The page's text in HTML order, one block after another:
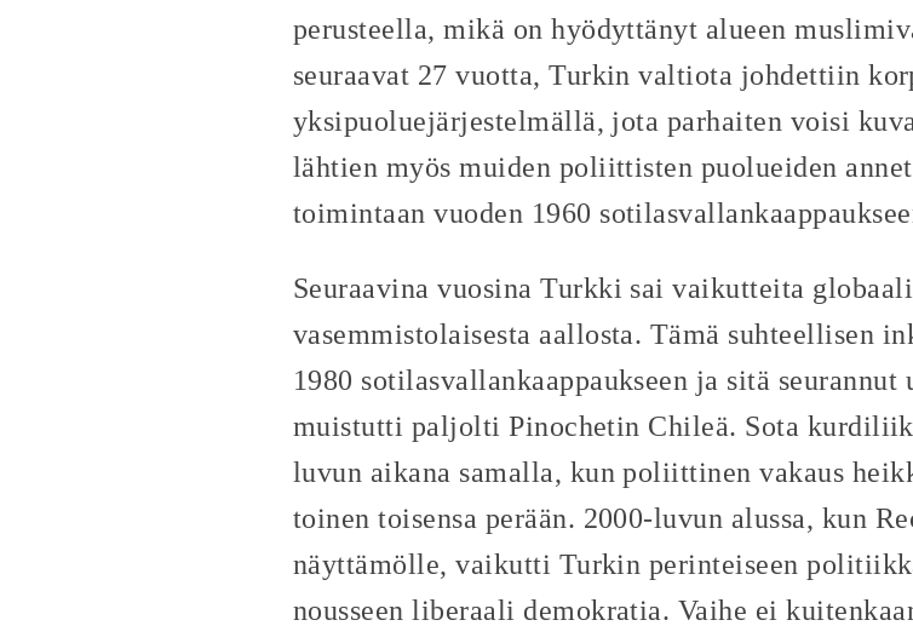
perusteella, mikä on hyödyttänyt alueen
seuraavat 27 vuotta, Turkin valtiota johdettiin
yksipuoluejärjestelmällä, jota parhaiten voisi
lähtien myös muiden poliittisten puolueiden
toimintaan vuoden 1960
Seuraavina vuosina Turkki sai vaikutteita
vasemmistolaisesta aallosta. Tämä suhteellisen
1980 sotilasvallankaappaukseen ja sitä
muistutti paljolti Pinochetin Chileä. Sota
luvun aikana samalla, kun poliittinen vakaus
toinen toisensa perään. 2000-luvun alussa, kun
näyttämölle, vaikutti Turkin perinteiseen
nousseen liberaali demokratia. Vaihe ei